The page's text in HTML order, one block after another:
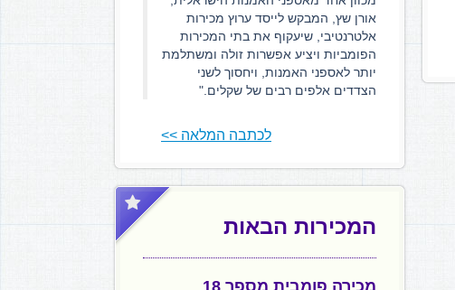
אורן שץ, המבקש לייסד ערוץ מכירות
אלטרנטיבי, שיעקוף את בתי המכירות
הפומביות ויציע אפשרות זולה ומשתלמת
יותר לאספני האמנות, ויחסוך לשני
הצדדים אלפים רבים של שקלים."
לכתבה המלאה >>
המכירות הבאות
מכירה פומבית מספר 18